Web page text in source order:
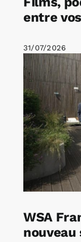
entre
31/07/2026
WSA
nouveau